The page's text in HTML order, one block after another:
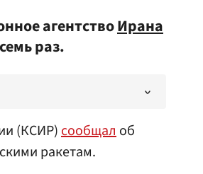
агентствоИрана
раз.
(КСИР)сообщалоб
ракетам.